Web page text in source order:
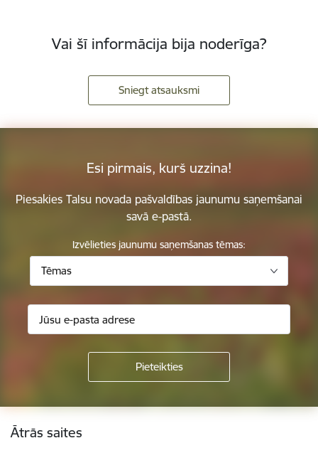
Vai šī informācija bija noderīga?
Sniegt atsauksmi
Esi pirmais, kurš uzzina!
Piesakies Talsu novada pašvaldības jaunumu saņemšanai
savā e-pastā.
Izvēlieties jaunumu saņemšanas tēmas:
Tēmas
Kājene
Ātrās saites